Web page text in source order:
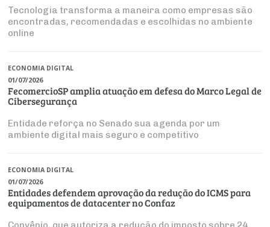
Turismo
Afixação de preços e fiscalização
PROJETOS ESPECIAIS:
Logística Reversa
Serviços
SENAC
Cecomercio
Licitações
Prêmio de Sustentabilidade
Conselho de Emprego e Relações do Trabalho
Conselho de Assuntos Tributários
Conselho de Economia Empresarial e Política
Conselho Superior de Direito
Conselho de Serviços
Conselho de Sustentabilidade
Conselho de Comércio Eletrônico
Produtos e Serviços
Advocacy
Tecnologia transforma a maneira como empresas são
encontradas, recomendadas e escolhidas no ambiente
online
ECONOMIA DIGITAL
01/07/2026
FecomercioSP amplia atuação em defesa do Marco Legal de
Cibersegurança
Entidade reforça no Senado sua agenda por um
ambiente digital mais seguro e competitivo
ECONOMIA DIGITAL
01/07/2026
Entidades defendem aprovação da redução do ICMS para
equipamentos de datacenter no Confaz